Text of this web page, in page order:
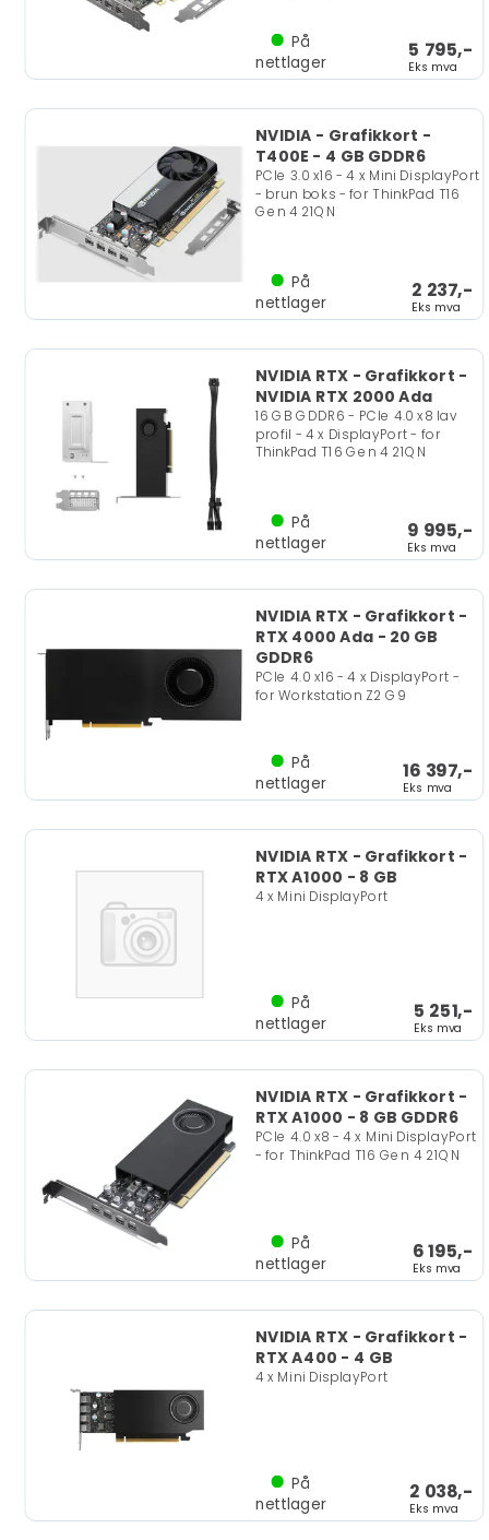
5 795,-
Eks mva
På
nettlager
NVIDIA - Grafikkort -
T400E - 4 GB GDDR6
PCIe 3.0 x16 - 4 x Mini DisplayPort
- brun boks - for ThinkPad T16
Gen 4 21QN
2 237,-
Eks mva
På
nettlager
NVIDIA RTX - Grafikkort -
NVIDIA RTX 2000 Ada
16 GB GDDR6 - PCIe 4.0 x8 lav
profil - 4 x DisplayPort - for
ThinkPad T16 Gen 4 21QN
9 995,-
Eks mva
På
nettlager
NVIDIA RTX - Grafikkort -
RTX 4000 Ada - 20 GB
GDDR6
PCIe 4.0 x16 - 4 x DisplayPort -
for Workstation Z2 G9
16 397,-
Eks mva
På
nettlager
NVIDIA RTX - Grafikkort -
RTX A1000 - 8 GB
4 x Mini DisplayPort
5 251,-
Eks mva
På
nettlager
NVIDIA RTX - Grafikkort -
RTX A1000 - 8 GB GDDR6
PCIe 4.0 x8 - 4 x Mini DisplayPort
- for ThinkPad T16 Gen 4 21QN
6 195,-
Eks mva
På
nettlager
NVIDIA RTX - Grafikkort -
RTX A400 - 4 GB
4 x Mini DisplayPort
2 038,-
Eks mva
På
nettlager